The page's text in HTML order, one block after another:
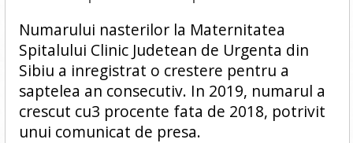
Numarului nasterilor la Maternitatea
Spitalului Clinic Judetean de Urgenta din
Sibiu a inregistrat o crestere pentru a
saptelea an consecutiv. In 2019, numarul a
crescut cu3 procente fata de 2018, potrivit
unui comunicat de presa.